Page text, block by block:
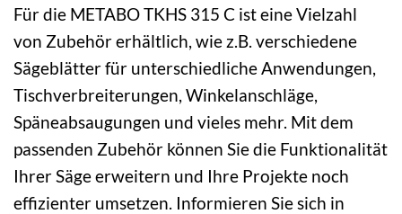
Für die METABO TKHS 315 C ist eine Vielzahl
von Zubehör erhältlich, wie z.B. verschiedene
Sägeblätter für unterschiedliche Anwendungen,
Tischverbreiterungen, Winkelanschläge,
Späneabsaugungen und vieles mehr. Mit dem
passenden Zubehör können Sie die Funktionalität
Ihrer Säge erweitern und Ihre Projekte noch
effizienter umsetzen. Informieren Sie sich in